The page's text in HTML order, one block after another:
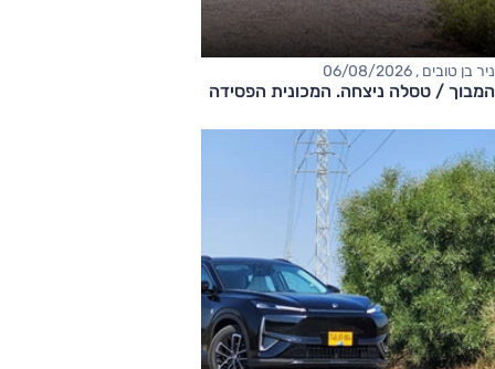
ניר בן טובים , 06/08/2026
המבוך / טסלה ניצחה. המכונית הפסידה